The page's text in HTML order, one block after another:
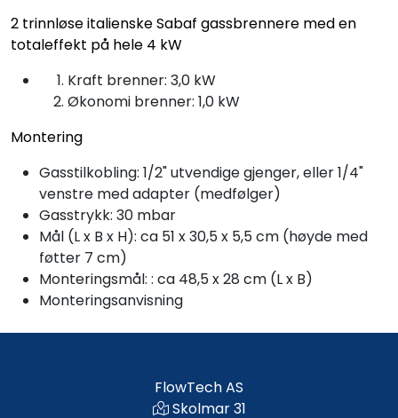
2 trinnløse italienske Sabaf gassbrennere med en
totaleffekt på hele 4 kW
Kraft brenner: 3,0 kW
Økonomi brenner: 1,0 kW
Montering
Gasstilkobling: 1/2" utvendige gjenger, eller 1/4"
venstre med adapter (medfølger)
Gasstrykk: 30 mbar
Mål (L x B x H): ca 51 x 30,5 x 5,5 cm (høyde med
føtter 7 cm)
Monteringsmål: : ca 48,5 x 28 cm (L x B)
Monteringsanvisning
FlowTech AS
Skolmar 31